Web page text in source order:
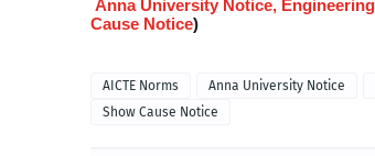
Anna University Notice,
Cause Notice)
AICTE Norms Anna University Notice
Show Cause Notice